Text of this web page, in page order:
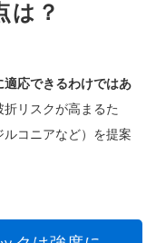
は？
応できるわけではあ
リスクが高まるた
コニアなど）を提案